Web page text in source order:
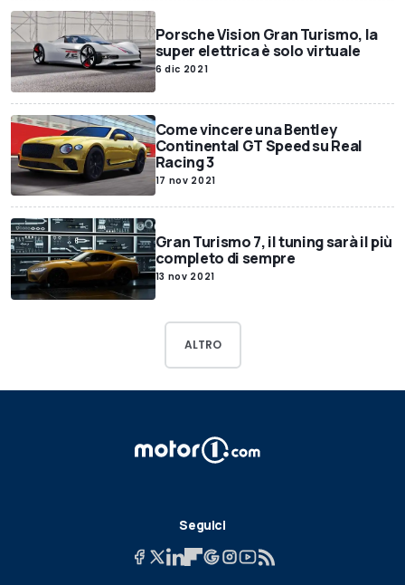
Porsche Vision Gran Turismo, la
super elettrica è solo virtuale
6 dic 2021
Come vincere una Bentley
Continental GT Speed su Real
Racing 3
17 nov 2021
Gran Turismo 7, il tuning sarà il più
completo di sempre
13 nov 2021
ALTRO
Seguici